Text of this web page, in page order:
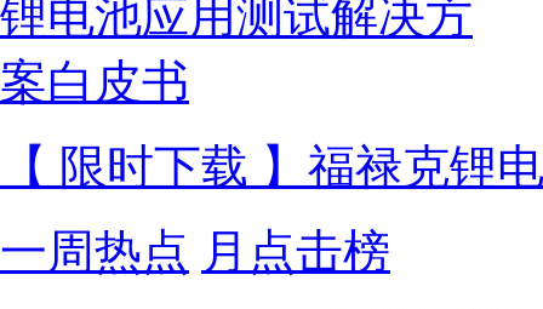
【 限时下载 】福禄克锂
一周热点 月点击榜